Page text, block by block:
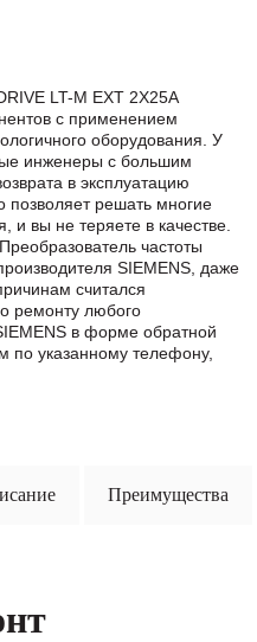
LT-M EXT 2X25A
с применением
оборудования. У
инженеры с большим
в эксплуатацию
позволяет решать многие
вы не теряете в качестве.
частоты
SIEMENS, даже
считался
ремонту любого
в формe обратной
по указанному телефону,
Преимущества